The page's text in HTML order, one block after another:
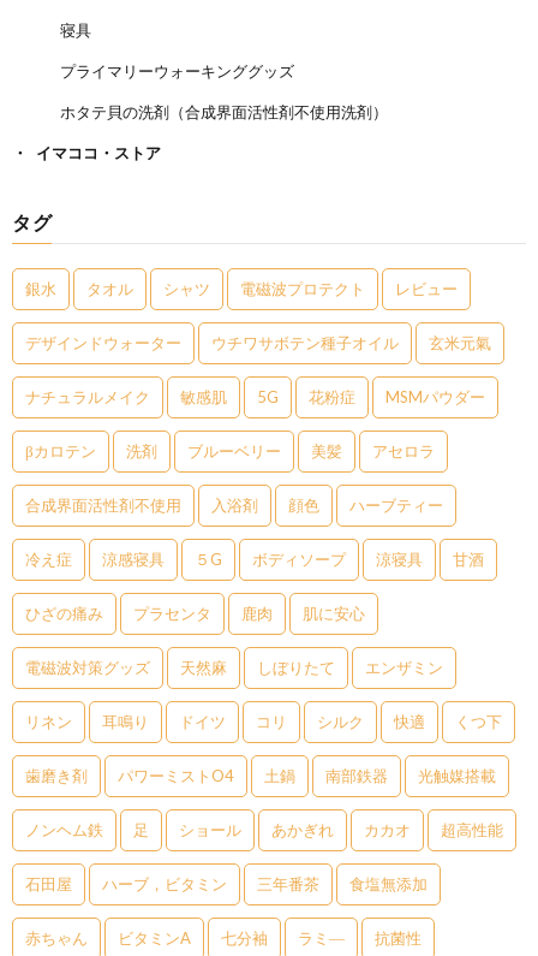
寝具
プライマリーウォーキンググッズ
ホタテ貝の洗剤（合成界面活性剤不使用洗剤）
イマココ・ストア
タグ
銀水 タオル シャツ 電磁波プロテクト レビュー
デザインドウォーター ウチワサボテン種子オイル 玄米元氣
ナチュラルメイク 敏感肌 5G 花粉症 MSMパウダー
βカロテン 洗剤 ブルーベリー 美髪 アセロラ
合成界面活性剤不使用 入浴剤 顔色 ハーブティー
冷え症 涼感寝具 ５G ボディソープ 涼寝具 甘酒
ひざの痛み プラセンタ 鹿肉 肌に安心
電磁波対策グッズ 天然麻 しぼりたて エンザミン
リネン 耳鳴り ドイツ コリ シルク 快適 くつ下
歯磨き剤 パワーミストO4 土鍋 南部鉄器 光触媒搭載
ノンヘム鉄 足 ショール あかぎれ カカオ 超高性能
石田屋 ハーブ，ビタミン 三年番茶 食塩無添加
赤ちゃん ビタミンA 七分袖 ラミ― 抗菌性